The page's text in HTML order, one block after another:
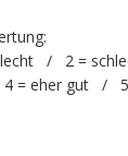
/ 2 =
= eher gut /